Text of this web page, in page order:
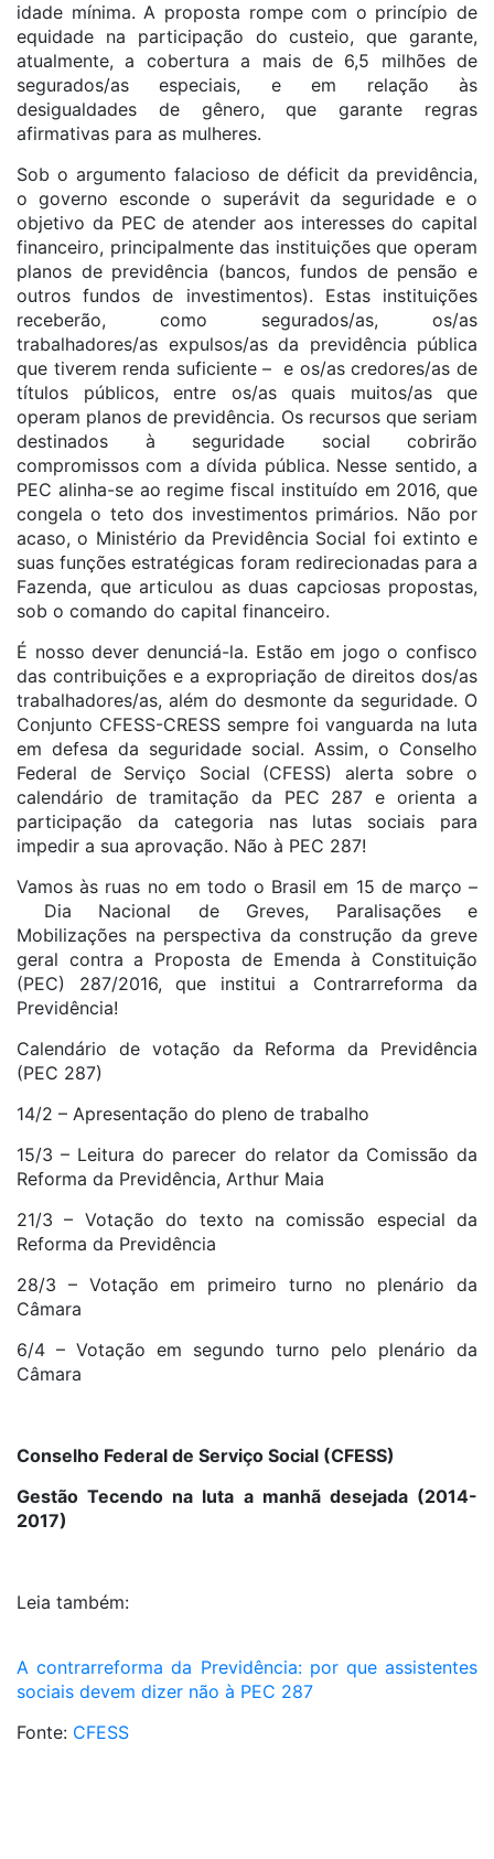
idade mínima. A proposta rompe com o princípio de
equidade na participação do custeio, que garante,
atualmente, a cobertura a mais de 6,5 milhões de
segurados/as especiais, e em relação às
desigualdades de gênero, que garante regras
afirmativas para as mulheres.
Sob o argumento falacioso de déficit da previdência,
o governo esconde o superávit da seguridade e o
objetivo da PEC de atender aos interesses do capital
financeiro, principalmente das instituições que operam
planos de previdência (bancos, fundos de pensão e
outros fundos de investimentos). Estas instituições
receberão, como segurados/as, os/as
trabalhadores/as expulsos/as da previdência pública
que tiverem renda suficiente – e os/as credores/as de
títulos públicos, entre os/as quais muitos/as que
operam planos de previdência. Os recursos que seriam
destinados à seguridade social cobrirão
compromissos com a dívida pública. Nesse sentido, a
PEC alinha-se ao regime fiscal instituído em 2016, que
congela o teto dos investimentos primários. Não por
acaso, o Ministério da Previdência Social foi extinto e
suas funções estratégicas foram redirecionadas para a
Fazenda, que articulou as duas capciosas propostas,
sob o comando do capital financeiro.
É nosso dever denunciá-la. Estão em jogo o confisco
das contribuições e a expropriação de direitos dos/as
trabalhadores/as, além do desmonte da seguridade. O
Conjunto CFESS-CRESS sempre foi vanguarda na luta
em defesa da seguridade social. Assim, o Conselho
Federal de Serviço Social (CFESS) alerta sobre o
calendário de tramitação da PEC 287 e orienta a
participação da categoria nas lutas sociais para
impedir a sua aprovação. Não à PEC 287!
Vamos às ruas no em todo o Brasil em 15 de março –
Dia Nacional de Greves, Paralisações e
Mobilizações na perspectiva da construção da greve
geral contra a Proposta de Emenda à Constituição
(PEC) 287/2016, que institui a Contrarreforma da
Previdência!
Calendário de votação da Reforma da Previdência
(PEC 287)
14/2 – Apresentação do pleno de trabalho
15/3 – Leitura do parecer do relator da Comissão da
Reforma da Previdência, Arthur Maia
21/3 – Votação do texto na comissão especial da
Reforma da Previdência
28/3 – Votação em primeiro turno no plenário da
Câmara
6/4 – Votação em segundo turno pelo plenário da
Câmara
Conselho Federal de Serviço Social (CFESS)
Gestão Tecendo na luta a manhã desejada (2014-
2017)
Leia também:
A contrarreforma da Previdência: por que assistentes
sociais devem dizer não à PEC 287
Fonte: CFESS